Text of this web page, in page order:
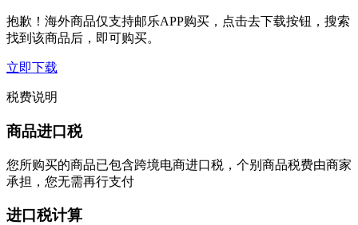
抱歉！海外商品仅支持邮乐APP购买，点击去下载按钮，搜索
找到该商品后，即可购买。
立即下载
税费说明
商品进口税
您所购买的商品已包含跨境电商进口税，个别商品税费由商家
承担，您无需再行支付
进口税计算